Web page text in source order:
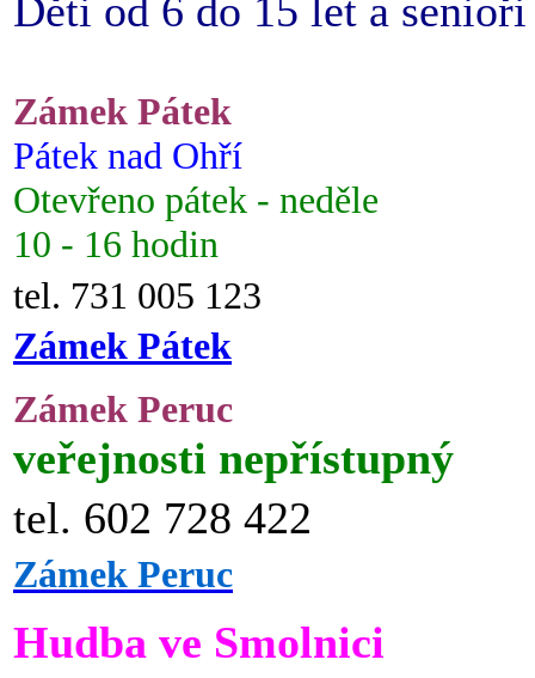
Děti od 6 do 15 let a
Zámek Pátek
Pátek nad Ohří
Otevřeno pátek - neděle
10 - 16 hodin
tel. 731 005 123
Zámek Pátek
Zámek Peruc
veřejnosti nepřístupný
tel. 602 728 422
Zámek Peruc
Hudba ve Smolnici